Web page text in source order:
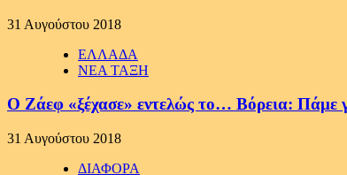
31 Αυγούστου 2018
ΕΛΛΑΔΑ
ΝΕΑ ΤΑΞΗ
Ο Ζάεφ «ξέχασε» εντελώς το… Βόρεια: Πάμε
31 Αυγούστου 2018
ΔΙΑΦΟΡΑ